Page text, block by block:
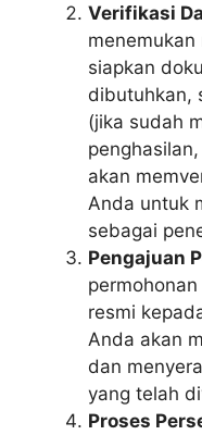
Verifikasi
siapkan
dibutuhkan,
(jika sudah
akan
Anda untuk
sebagai
Pengajuan
resmi
Anda akan
dan
yang telah
Proses